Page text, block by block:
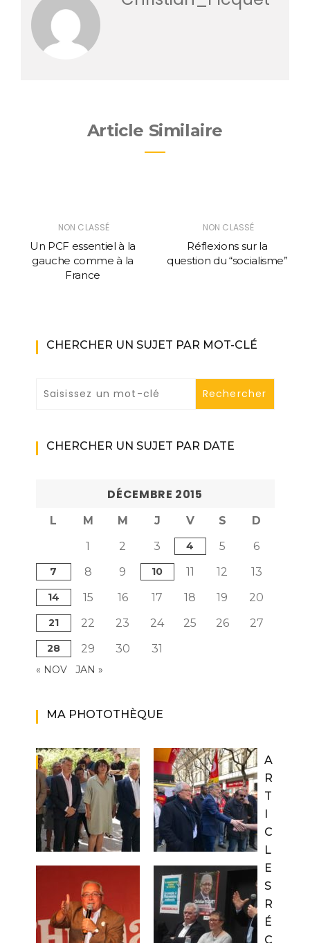
Article Similaire
NON CLASSÉ
Un PCF essentiel à la
gauche comme à la
France
NON CLASSÉ
Réflexions sur la
question du “socialisme”
CHERCHER UN SUJET PAR MOT-CLÉ
CHERCHER UN SUJET PAR DATE
DÉCEMBRE 2015
L M M J V S
D
1
2 3 4 5 6
7 8 9 10 11 12 13
14 15 16 17 18 19 20
21 22 23 24 25 26 27
28 29 30 31
« NOV JAN »
MA PHOTOTHÈQUE
A
R
T
C
L
E
S
R
É
C